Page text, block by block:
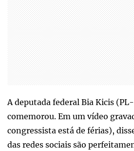
A deputada federal Bia Kicis
comemorou. Em um vídeo
congressista está de férias),
das redes sociais são